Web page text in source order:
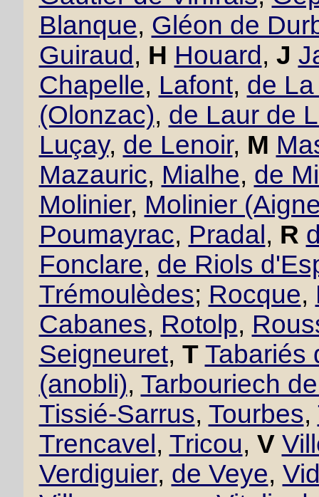
Blanque, Gléon de
Guiraud , H Houard , J
Chapelle, Lafont, de
(Olonzac), de Laur de
Luçay, de Lenoir, M
Mazauric, Mialhe, de
Molinier, Molinier
Poumayrac, Pradal , R
Fonclare, de Riols
Trémoulèdes; Rocque,
Cabanes, Rotolp,
Seigneuret, T Tabariés
(anobli), Tarbouriech
Tissié-Sarrus, Tourbes,
Trencavel , Tricou, V
Verdiguier, de Veye,